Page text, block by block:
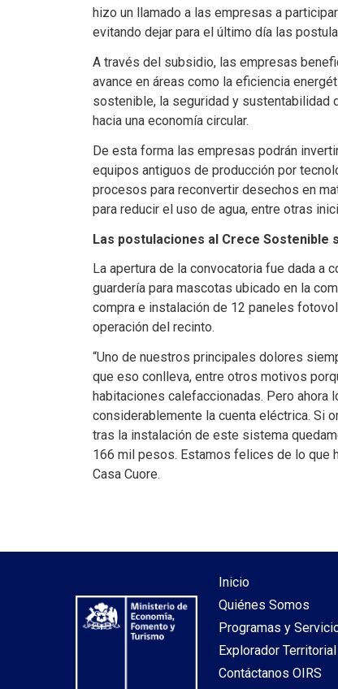
hizo un llamado a las empresas a
evitando dejar para el último día las
A través del subsidio, las empresas
avance en áreas como la eficiencia
sostenible, la seguridad y sustentabilidad
hacia una economía circular.
De esta forma las empresas podrán
equipos antiguos de producción por
procesos para reconvertir desechos en
para reducir el uso de agua, entre otras
Las postulaciones al Crece Sostenible
La apertura de la convocatoria fue dada a
guardería para mascotas ubicado en la
compra e instalación de 12 paneles
operación del recinto.
“Uno de nuestros principales dolores
que eso conlleva, entre otros motivos
habitaciones calefaccionadas. Pero
considerablemente la cuenta eléctrica. Si
tras la instalación de este sistema
166 mil pesos. Estamos felices de lo que
Casa Cuore.
Inicio
Quiénes Somos
Programas y
Explorador Territorial
Contáctanos OIRS